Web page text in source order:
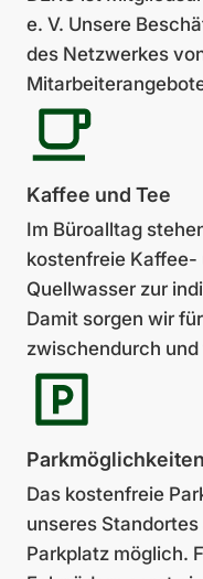
e. V. Unsere
des Netzwerkes
Kaffee und Tee
Im Büroalltag
kostenfreie Kaffee-
Quellwasser zur
Damit sorgen wir
zwischendurch
Park­mög­lich­keiten
Das kostenfreie
unseres
Parkplatz möglich.